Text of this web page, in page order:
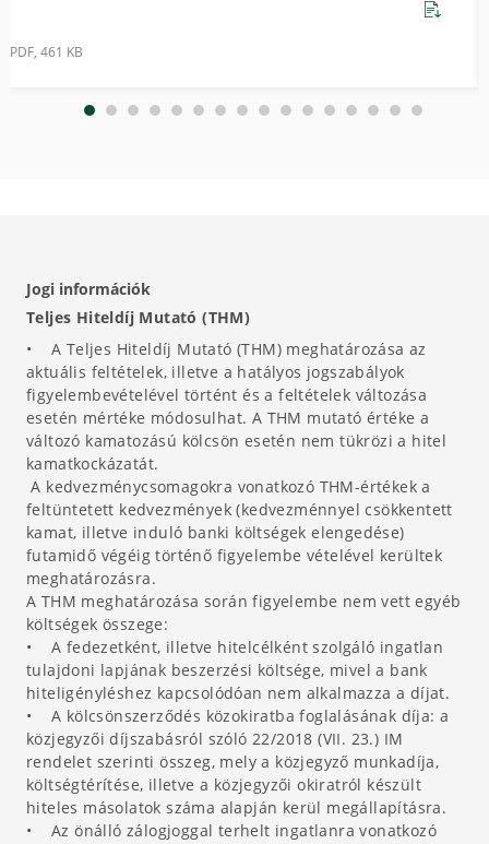
PDF, 461 KB
Jogi információk
Teljes Hiteldíj Mutató (THM)
• A Teljes Hiteldíj Mutató (THM) meghatározása az
aktuális feltételek, illetve a hatályos jogszabályok
figyelembevételével történt és a feltételek változása
esetén mértéke módosulhat. A THM mutató értéke a
változó kamatozású kölcsön esetén nem tükrözi a hitel
kamatkockázatát.
A kedvezménycsomagokra vonatkozó THM-értékek a
feltüntetett kedvezmények (kedvezménnyel csökkentett
kamat, illetve induló banki költségek elengedése)
futamidő végéig történő figyelembe vételével kerültek
meghatározásra.
A THM meghatározása során figyelembe nem vett egyéb
költségek összege:
• A fedezetként, illetve hitelcélként szolgáló ingatlan
tulajdoni lapjának beszerzési költsége, mivel a bank
hiteligényléshez kapcsolódóan nem alkalmazza a díjat.
• A kölcsönszerződés közokiratba foglalásának díja: a
közjegyzői díjszabásról szóló 22/2018 (VII. 23.) IM
rendelet szerinti összeg, mely a közjegyző munkadíja,
költségtérítése, illetve a közjegyzői okiratról készült
hiteles másolatok száma alapján kerül megállapításra.
• Az önálló zálogjoggal terhelt ingatlanra vonatkozó